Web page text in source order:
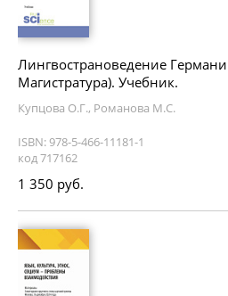
Лингвострановедение
Магистратура). Учебник.
Купцова О.Г., Романова М.С.
ISBN: 978-5-466-11181-1
код 717162
1 350 руб.